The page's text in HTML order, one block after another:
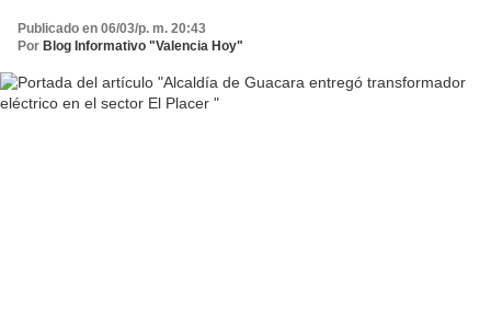
Publicado en 06/03/p. m. 20:43
Por Blog Informativo "Valencia Hoy"